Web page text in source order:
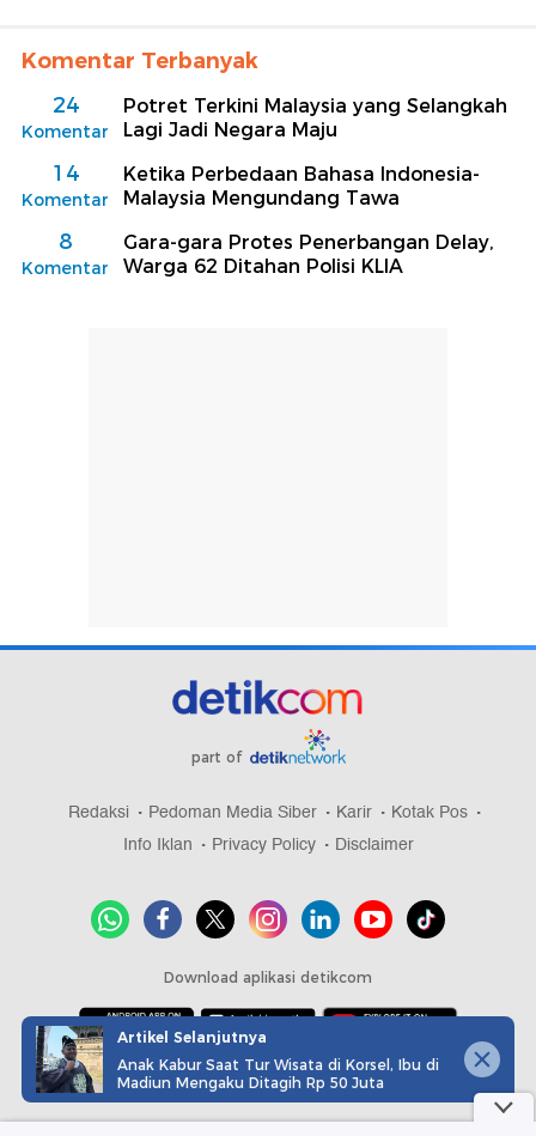
Komentar Terbanyak
24
Komentar
Potret Terkini Malaysia yang Selangkah
Lagi Jadi Negara Maju
14
Komentar
Ketika Perbedaan Bahasa Indonesia-
Malaysia Mengundang Tawa
8
Komentar
Gara-gara Protes Penerbangan Delay,
Warga 62 Ditahan Polisi KLIA
part of
Redaksi Pedoman Media Siber Karir
Kotak Pos
Info Iklan
Privacy Policy Disclaimer
Download aplikasi detikcom
Copyright @ 2026 detikcom, All right reserved
Artikel Selanjutnya
Anak Kabur Saat Tur Wisata di Korsel, Ibu di
Madiun Mengaku Ditagih Rp 50 Juta